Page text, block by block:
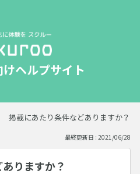
ヘルプサイト
掲載にあたり条件などありますか？
最終更新日 : 2021/06/28
りますか？